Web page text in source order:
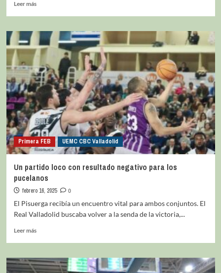
Leer más
Primera FEB UEMC CBC Valladolid
Un partido loco con resultado negativo para los
pucelanos
febrero 16, 2025
0
El Pisuerga recibía un encuentro vital para ambos conjuntos. El
Real Valladolid buscaba volver a la senda de la victoria,...
Leer más